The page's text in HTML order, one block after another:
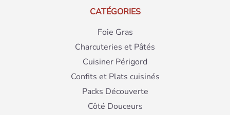
CATÉGORIES
Foie Gras
Charcuteries et Pâtés
Cuisiner Périgord
Confits et Plats cuisinés
Packs Découverte
Côté Douceurs